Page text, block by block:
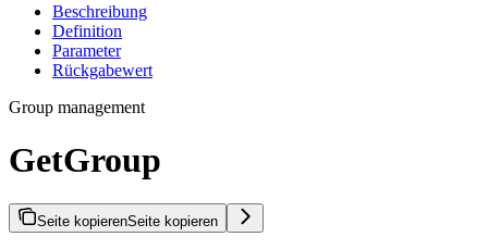
Beschreibung
Definition
Parameter
Rückgabewert
Group management
GetGroup
Seite kopierenSeite kopieren